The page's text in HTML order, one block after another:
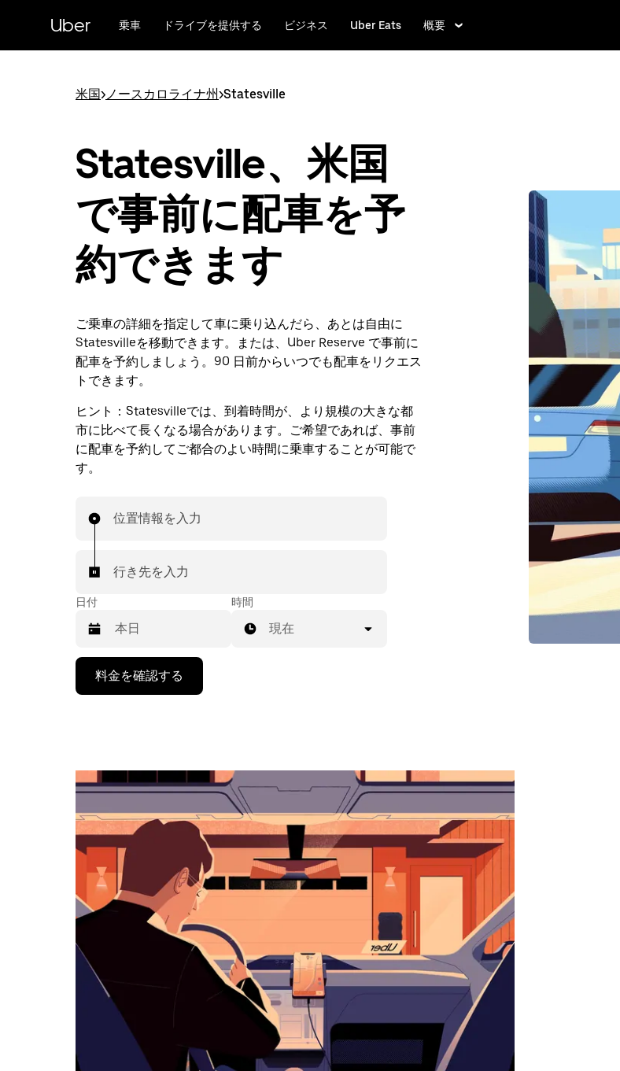
Uber 乗車 ドライブを提供する ビジネス Uber Eats 概要
米国>ノースカロライナ州>Statesville
Statesville、米国
で事前に配車を予
約できます
ご乗車の詳細を指定して車に乗り込んだら、あとは自由に
Statesvilleを移動できます。または、Uber Reserve で事前に
配車を予約しましょう。90 日前からいつでも配車をリクエス
トできます。
ヒント： Statesvilleでは、到着時間が、より規模の大きな都
市に比べて長くなる場合があります。ご希望であれば、事前
に配車を予約してご都合のよい時間に乗車することが可能で
す。
位置情報を入力
行き先を入力
日付
レ
ダ
ー
を
し、
日
を
選
ボ
時間
現在
料金を確認する